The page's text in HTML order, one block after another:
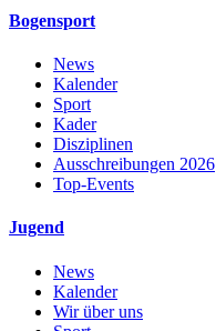
Bogensport
News
Kalender
Sport
Kader
Disziplinen
Ausschreibungen 2026
Top-Events
Jugend
News
Kalender
Wir über uns